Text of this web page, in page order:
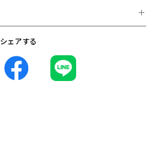
、返品、交換は出来ません。ご注意く
のモニター、及び、スマートフォンの
り、実際の商品の色と異なって見える
変更になることがございます。
日以内）を過ぎますと、ご注文内容は
で、十分にご注意下さい。
シェアする